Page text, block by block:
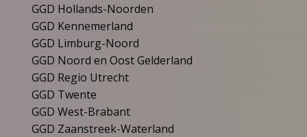
GGD Hollands-Noorden
GGD Kennemerland
GGD Limburg-Noord
GGD Noord en Oost Gelderland
GGD Regio Utrecht
GGD Twente
GGD West-Brabant
GGD Zaanstreek-Waterland